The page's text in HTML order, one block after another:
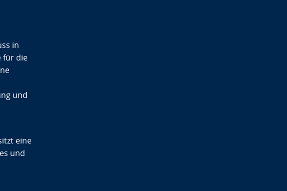
in
für die
und
eine
und